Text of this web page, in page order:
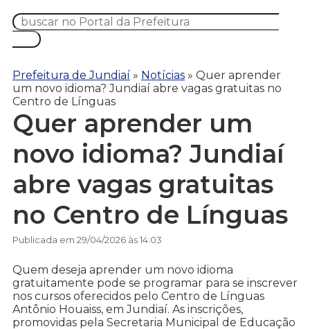
Prefeitura de Jundiaí » Notícias » Quer aprender
um novo idioma? Jundiaí abre vagas gratuitas no
Centro de Línguas
Quer aprender um
novo idioma? Jundiaí
abre vagas gratuitas
no Centro de Línguas
Publicada em 29/04/2026 às 14:03
Quem deseja aprender um novo idioma
gratuitamente pode se programar para se inscrever
nos cursos oferecidos pelo Centro de Línguas
Antônio Houaiss, em Jundiaí. As inscrições,
promovidas pela Secretaria Municipal de Educação